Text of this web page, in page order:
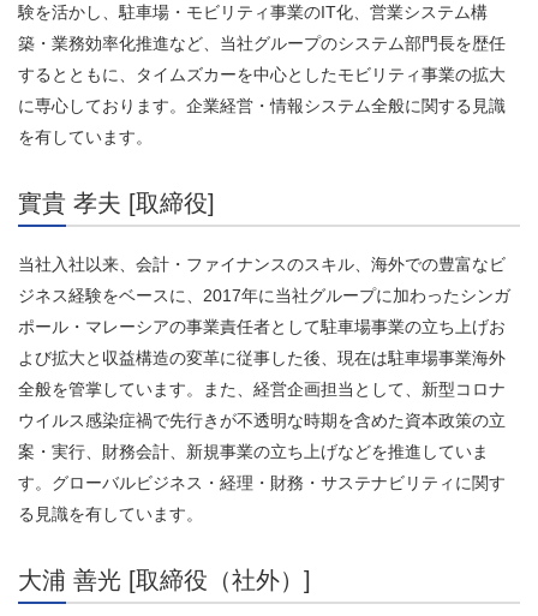
験を活かし、駐車場・モビリティ事業のIT化、営業システム構
築・業務効率化推進など、当社グループのシステム部門長を歴任
するとともに、タイムズカーを中心としたモビリティ事業の拡大
に専心しております。企業経営・情報システム全般に関する見識
を有しています。
實貴 孝夫 [取締役]​
当社入社以来、会計・ファイナンスのスキル、海外での豊富なビ
ジネス経験をベースに、2017年に当社グループに加わったシンガ
ポール・マレーシアの事業責任者として駐車場事業の立ち上げお
よび拡大と収益構造の変革に従事した後、現在は駐車場事業海外
全般を管掌しています。また、経営企画担当として、新型コロナ
ウイルス感染症禍で先行きが不透明な時期を含めた資本政策の立
案・実行、財務会計、新規事業の立ち上げなどを推進していま
す。グローバルビジネス・経理・財務・サステナビリティに関す
る見識を有しています。
大浦 善光 [取締役（社外）]